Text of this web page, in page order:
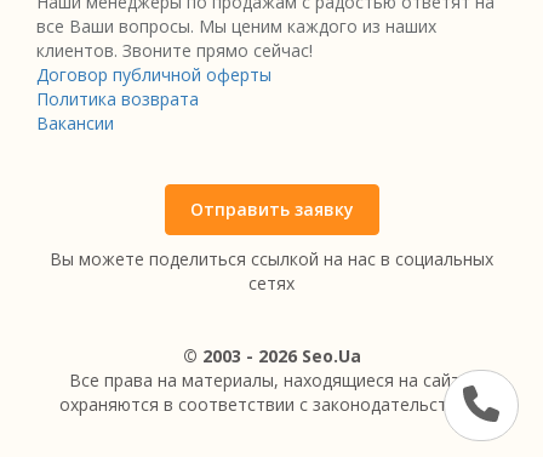
все Ваши вопросы. Мы ценим каждого из наших
клиентов. Звоните прямо сейчас!
Договор публичной оферты
Политика возврата
Вакансии
Отправить заявку
Вы можете поделиться ссылкой на нас в социальных
сетях
© 2003 - 2026 Seo.Ua
Все права на материалы, находящиеся на сайте,
охраняются в соответствии с законодательством.